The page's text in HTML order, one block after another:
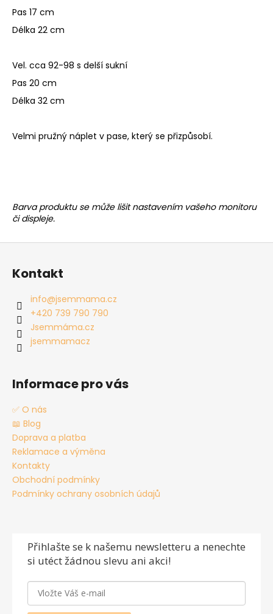
Pas 17 cm
Délka 22 cm
Vel. cca 92-98 s delší sukní
Pas 20 cm
Délka 32 cm
Velmi pružný náplet v pase, který se přizpůsobí.
Barva produktu se může lišit nastavením vašeho monitoru
či displeje.
Kontakt
info@jsemmama.cz
+420 739 790 790
Jsemmáma.cz
jsemmamacz
Informace pro vás
✅ O nás
📖 Blog
Doprava a platba
Reklamace a výměna
Kontakty
Obchodní podmínky
Podmínky ochrany osobních údajů
Přihlašte se k našemu newsletteru a nenechte
si utéct žádnou slevu ani akci!